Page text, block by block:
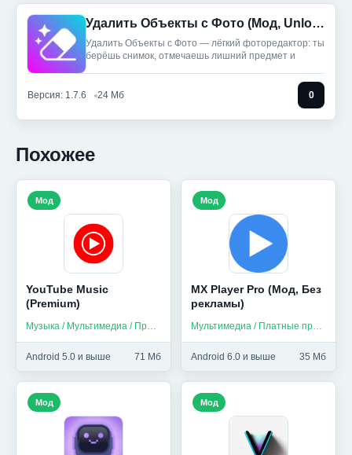
Удалить Объекты с Фото (Мод, Unlocked)
Удалить Объекты с Фото — лёгкий фоторедактор: ты
берёшь снимок, отмечаешь лишний предмет и
Версия: 1.7.6 24 Мб 0
Похожее
YouTube Music
(Premium)
Музыка / Мультимедиа / Приложения на русском
Android 5.0 и выше 71 Мб
Мод
MX Player Pro (Мод, Без
рекламы)
Мультимедиа / Платные приложения
Android 6.0 и выше 35 Мб
Мод
Мод Мод